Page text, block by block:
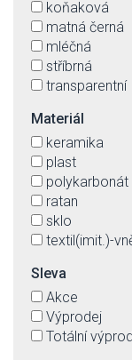
koňaková
matná černá
mléčná
stříbrná
transparentní
Materiál
keramika
plast
polykarbonát
ratan
sklo
textil(imit.)-
Sleva
Akce
Výprodej
Totální